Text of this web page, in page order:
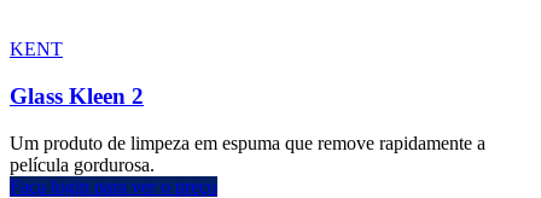
KENT
Glass Kleen 2
Um produto de limpeza em espuma que remove rapidamente a
película gordurosa.
Faça login para ver o preço